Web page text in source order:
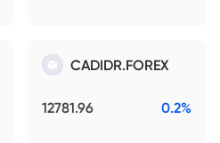
CADIDR.FOREX
12781.96 0.2%